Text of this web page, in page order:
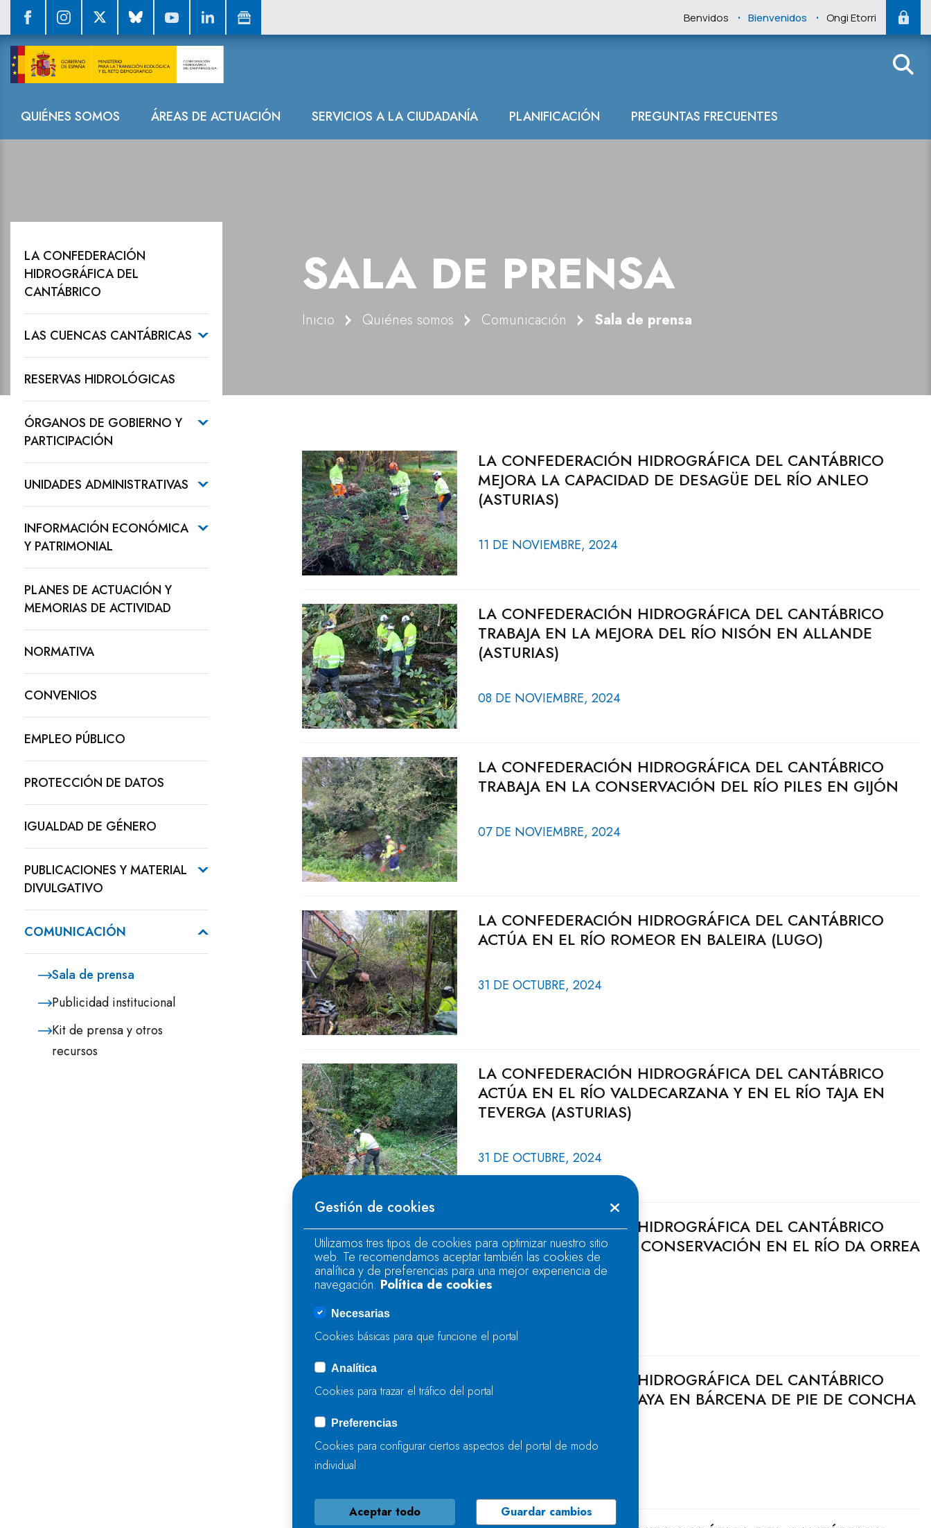
Benvidos . Bienvenidos . Ongi Etorri
Navegación
QUIÉNES SOMOS ÁREAS DE ACTUACIÓN SERVICIOS A LA CIUDADANÍA PLANIFICACIÓN PREGUNTAS FRECUENTES
Sala de prensa
SALA DE PRENSA
Inicio Quiénes somos Comunicación Sala de prensa
LA CONFEDERACIÓN
HIDROGRÁFICA DEL
CANTÁBRICO
LAS CUENCAS CANTÁBRICAS
RESERVAS HIDROLÓGICAS
ÓRGANOS DE GOBIERNO Y
PARTICIPACIÓN
UNIDADES ADMINISTRATIVAS
INFORMACIÓN ECONÓMICA
Y PATRIMONIAL
PLANES DE ACTUACIÓN Y
MEMORIAS DE ACTIVIDAD
NORMATIVA
CONVENIOS
EMPLEO PÚBLICO
PROTECCIÓN DE DATOS
IGUALDAD DE GÉNERO
PUBLICACIONES Y MATERIAL
DIVULGATIVO
COMUNICACIÓN
Sala de prensa
Publicidad institucional
Kit de prensa y otros
recursos
LA CONFEDERACIÓN HIDROGRÁFICA DEL CANTÁBRICO
MEJORA LA CAPACIDAD DE DESAGÜE DEL RÍO ANLEO
(ASTURIAS)
11 DE NOVIEMBRE, 2024
LA CONFEDERACIÓN HIDROGRÁFICA DEL CANTÁBRICO
TRABAJA EN LA MEJORA DEL RÍO NISÓN EN ALLANDE
(ASTURIAS)
08 DE NOVIEMBRE, 2024
LA CONFEDERACIÓN HIDROGRÁFICA DEL CANTÁBRICO
TRABAJA EN LA CONSERVACIÓN DEL RÍO PILES EN GIJÓN
07 DE NOVIEMBRE, 2024
LA CONFEDERACIÓN HIDROGRÁFICA DEL CANTÁBRICO
ACTÚA EN EL RÍO ROMEOR EN BALEIRA (LUGO)
31 DE OCTUBRE, 2024
LA CONFEDERACIÓN HIDROGRÁFICA DEL CANTÁBRICO
ACTÚA EN EL RÍO VALDECARZANA Y EN EL RÍO TAJA EN
TEVERGA (ASTURIAS)
31 DE OCTUBRE, 2024
LA CONFEDERACIÓN HIDROGRÁFICA DEL CANTÁBRICO
EJECUTA LABORES DE CONSERVACIÓN EN EL RÍO DA ORREA
EN RIOTORTO (LUGO)
LA CONFEDERACIÓN HIDROGRÁFICA DEL CANTÁBRICO
ACTÚA EN EL RÍO BESAYA EN BÁRCENA DE PIE DE CONCHA
Gestión de cookies
Utilizamos tres tipos de cookies para optimizar nuestro sitio
web. Te recomendamos aceptar también las cookies de
analítica y de preferencias para una mejor experiencia de
navegación. Política de cookies
Necesarias
Cookies básicas para que funcione el portal
Analítica
Cookies para trazar el tráfico del portal
Preferencias
Cookies para configurar ciertos aspectos del portal de modo
individual
Aceptar todo Guardar cambios